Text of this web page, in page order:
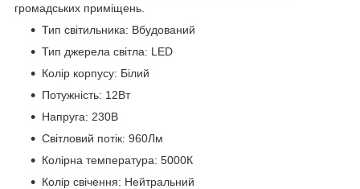
громадських приміщень.
Тип світильника: Вбудований
Тип джерела світла: LED
Колір корпусу: Білий
Потужність: 12Вт
Напруга: 230В
Світловий потік: 960Лм
Колірна температура: 5000К
Колір свічення: Нейтральний